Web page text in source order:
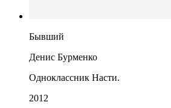
Бывший
Денис Бурменко
Одноклассник Насти.
2012